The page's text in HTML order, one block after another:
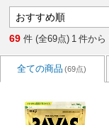
69 件 (全69点) 1 件から
全ての商品 (69点)